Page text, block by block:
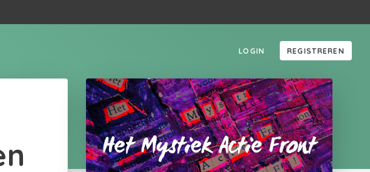
LOGIN REGISTREREN